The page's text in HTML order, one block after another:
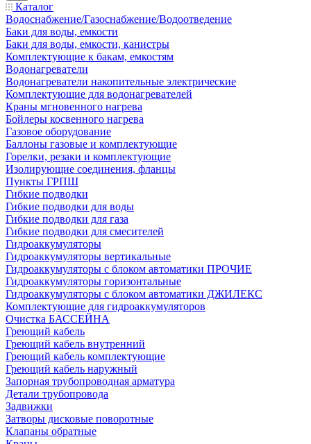
Каталог
Водоснабжение/Газоснабжение/Водоотведение
Баки для воды, емкости
Баки для воды, емкости, канистры
Комплектующие к бакам, емкостям
Водонагреватели
Водонагреватели накопительные электрические
Комплектующие для водонагревателей
Краны мгновенного нагрева
Бойлеры косвенного нагрева
Газовое оборудование
Баллоны газовые и комплектующие
Горелки, резаки и комплектующие
Изолирующие соединения, фланцы
Пункты ГРПШ
Гибкие подводки
Гибкие подводки для воды
Гибкие подводки для газа
Гибкие подводки для смесителей
Гидроаккумуляторы
Гидроаккумуляторы вертикальные
Гидроаккумуляторы с блоком автоматики ПРОЧИЕ
Гидроаккумуляторы горизонтальные
Гидроаккумуляторы с блоком автоматики ДЖИЛЕКС
Комплектующие для гидроаккумуляторов
Очистка БАССЕЙНА
Греющий кабель
Греющий кабель внутренний
Греющий кабель комплектующие
Греющий кабель наружный
Запорная трубопроводная арматура
Детали трубопровода
Задвижки
Затворы дисковые поворотные
Клапаны обратные